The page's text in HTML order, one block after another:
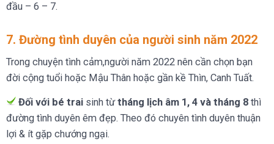
đầu – 6 – 7.
7. Đường tình duyên của người sinh năm 2022
Trong chuyện tình cảm,người năm 2022 nên cần chọn bạn
đời cộng tuổi hoặc Mậu Thân hoặc gần kề Thìn, Canh Tuất.
Đối với bé trai sinh từtháng lịch âm 1, 4 và tháng 8 thì
đường tình duyên êm đẹp. Theo đó chuyên tình duyên thuận
lợi & ít gặp chướng ngại.